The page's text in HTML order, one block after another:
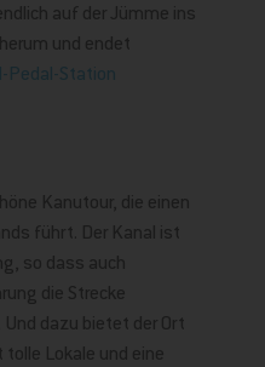
auf der Jümme ins
und endet
Pedal-Station
Kanutour, die einen
führt. Der Kanal ist
so dass auch
die Strecke
dazu bietet der Ort
Lokale und eine